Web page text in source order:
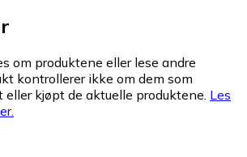
om produktene eller lese andre
kontrollerer ikke om dem som
eller kjøpt de aktuelle produktene. Les